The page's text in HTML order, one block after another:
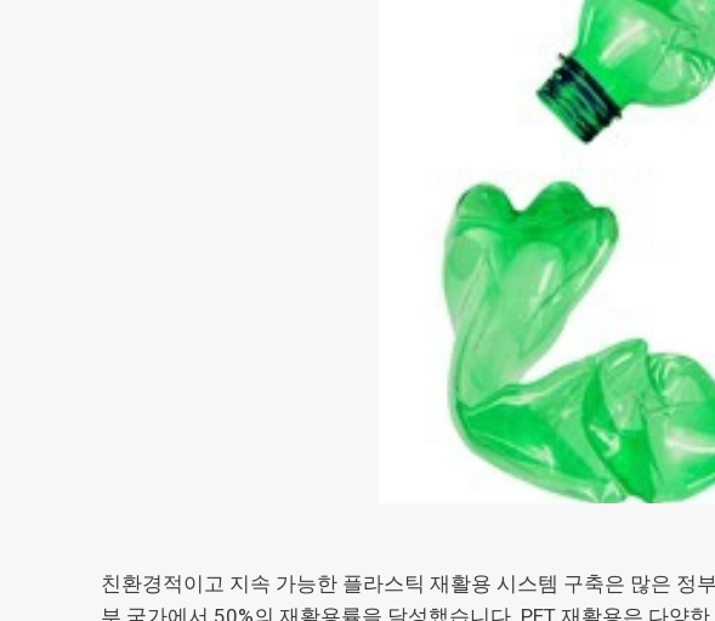
친환경적이고 지속 가능한 플라스틱 재활용 시스템 구축은 많은 정
부 국가에서 50%의 재활용률을 달성했습니다. PET 재활용은 다양